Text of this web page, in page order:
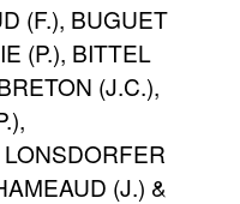
(F.), BUGUET
(P.), BITTEL
(J.C.),
(J.) &